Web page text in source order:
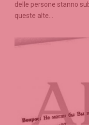
delle persone stanno
queste alte...